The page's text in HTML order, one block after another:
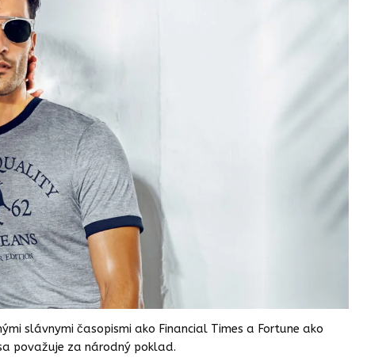
slávnymi časopismi ako Financial Times a Fortune ako
považuje za národný poklad.